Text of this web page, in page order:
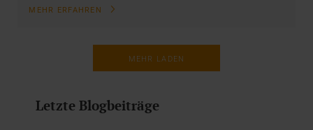
MEHR ERFAHREN
MEHR LADEN
Letzte Blogbeiträge